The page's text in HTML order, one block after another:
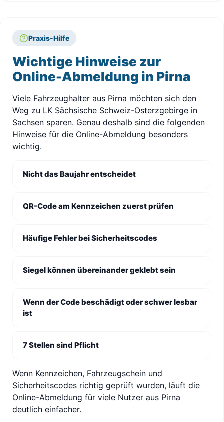
Praxis-Hilfe
Wichtige Hinweise zur
Online-Abmeldung in Pirna
Viele Fahrzeughalter aus Pirna möchten sich den
Weg zu LK Sächsische Schweiz-Osterzgebirge in
Sachsen sparen. Genau deshalb sind die folgenden
Hinweise für die Online-Abmeldung besonders
wichtig.
Nicht das Baujahr entscheidet
QR-Code am Kennzeichen zuerst prüfen
Häufige Fehler bei Sicherheitscodes
Siegel können übereinander geklebt sein
Wenn der Code beschädigt oder schwer lesbar
ist
7 Stellen sind Pflicht
Wenn Kennzeichen, Fahrzeugschein und
Sicherheitscodes richtig geprüft wurden, läuft die
Online-Abmeldung für viele Nutzer aus Pirna
deutlich einfacher.